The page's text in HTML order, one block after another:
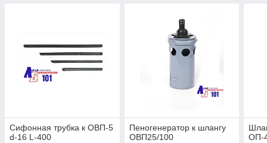
Сифонная трубка к ОВП-5
d-16 L-400
Пеногенератор к шлангу
ОВП25/100
ОП-